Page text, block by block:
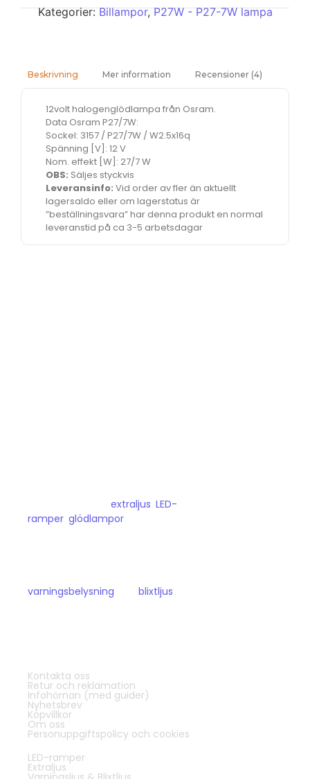
Kategorier:Billampor,P27W - P27-7W lampa
Beskrivning Mer information Recensioner (4)
12volt halogenglödlampa från Osram.
Data Osram P27/7W:
Sockel: 3157 / P27/7W / W2.5x16q
Spänning [V]: 12 V
Nom. effekt [W]: 27/7 W
OBS: Säljes styckvis
Leveransinfo: Vid order av fler än aktuellt
lagersaldo eller om lagerstatus är
”beställningsvara” har denna produkt en normal
leveranstid på ca 3-5 arbetsdagar
extraljus LED-
ramper glödlampor
varningsbelysning
blixtljus
Kundservice:
Kontakta oss
Retur och reklamation
Infohörnan (med guider)
Nyhetsbrev
Köpvillkor
Om oss
Personuppgiftspolicy och cookies
Populära sidor & kategorier
LED-ramper
Extraljus